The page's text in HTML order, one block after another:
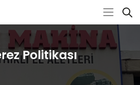
Politikası